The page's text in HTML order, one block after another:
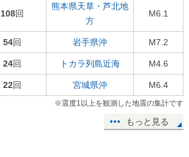
108回
熊本県天草・芦北地
方
M6.1
54回 岩手県沖 M7.2
24回 トカラ列島近海 M4.6
22回 宮城県沖 M6.4
※震度1以上を観測した地震の集計です
もっと見る